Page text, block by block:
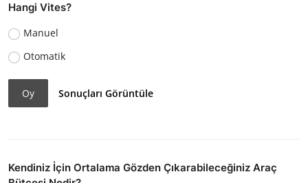
Hangi Vites?
Manuel
Otomatik
Oy Sonuçları Görüntüle
Kendiniz İçin Ortalama Gözden Çıkarabileceğiniz Araç